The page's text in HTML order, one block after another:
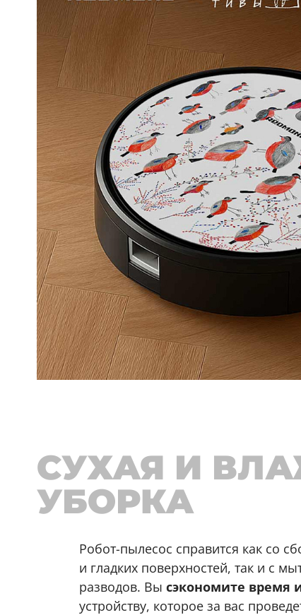
СУХАЯ И
УБОРКА
Робот-пылесос справится как со
и гладких поверхностей, так и с
разводов. Вы сэкономите время
устройству, которое за вас